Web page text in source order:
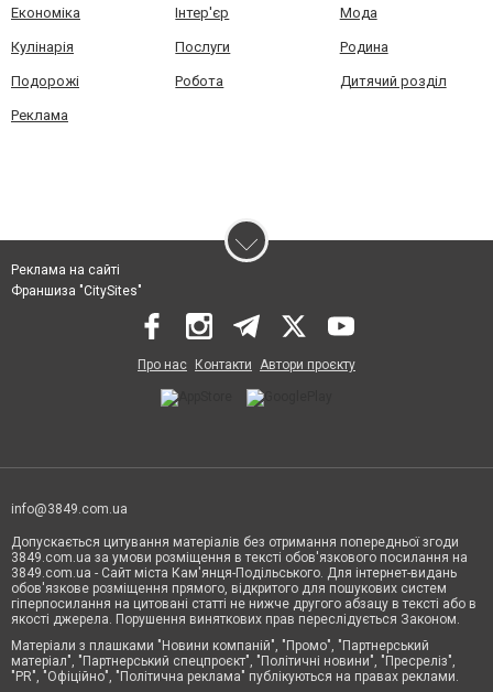
Економіка Інтер'єр Мода
Кулінарія Послуги Родина
Подорожі Робота Дитячий розділ
Реклама
Реклама на сайті
Франшиза "CitySites"
Про нас Контакти Автори проєкту
info@3849.com.ua
Допускається цитування матеріалів без отримання попередньої згоди
3849.com.ua за умови розміщення в тексті обов'язкового посилання на
3849.com.ua - Сайт міста Кам'янця-Подільського. Для інтернет-видань
обов'язкове розміщення прямого, відкритого для пошукових систем
гіперпосилання на цитовані статті не нижче другого абзацу в тексті або в
якості джерела. Порушення виняткових прав переслідується Законом.
Матеріали з плашками "Новини компаній", "Промо", "Партнерський
матеріал", "Партнерський спецпроєкт", "Політичні новини", "Пресреліз",
"PR", "Офіційно", "Політична реклама" публікуються на правах реклами.